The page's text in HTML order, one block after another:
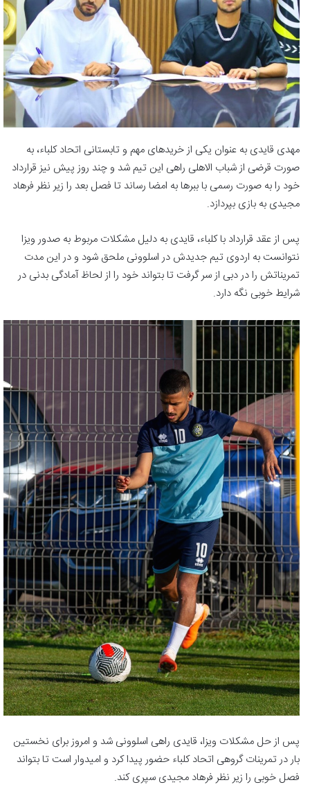
مهدی قایدی به عنوان یکی از خریدهای مهم و تابستانی اتحاد کلباء، به
صورت قرضی از شباب الاهلی راهی این تیم شد و چند روز پیش نیز قرارداد
خود را به صورت رسمی با ببرها به امضا رساند تا فصل بعد را زیر نظر فرهاد
مجیدی به بازی بپردازد.
پس از عقد قرارداد با کلباء، قایدی به دلیل مشکلات مربوط به صدور ویزا
نتوانست به اردوی تیم جدیدش در اسلوونی ملحق شود و در این مدت
تمریناتش را در دبی از سر گرفت تا بتواند خود را از لحاظ آمادگی بدنی در
شرایط خوبی نگه دارد.
پس از حل مشکلات ویزا، قایدی راهی اسلوونی شد و امروز برای نخستین
بار در تمرینات گروهی اتحاد کلباء حضور پیدا کرد و امیدوار است تا بتواند
فصل خوبی را زیر نظر فرهاد مجیدی سپری کند.